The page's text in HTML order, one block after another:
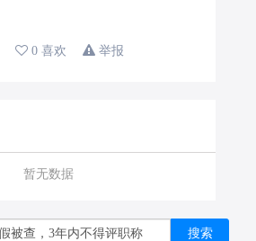
0 喜欢 举报
暂无数据
搜索